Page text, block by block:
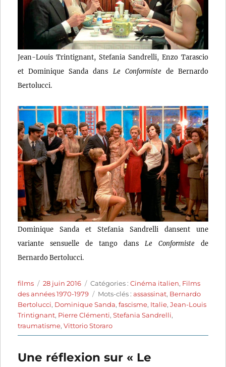
Jean-Louis Trintignant, Stefania Sandrelli, Enzo Tarascio
et Dominique Sanda dans Le Conformistede Bernardo
Bertolucci.
Dominique Sanda et Stefania Sandrelli dansent une
variante sensuelle de tango dans Le Conformistede
Bernardo Bertolucci.
Auteur
films
Publié
le
28 juin 2016 Catégories
Catégories :Cinéma italien, Films
des années 1970-1979
Étiquettes
Mots-clés :assassinat, Bernardo
Bertolucci, Dominique Sanda,fascisme, Italie,Jean-Louis
Trintignant, Pierre Clémenti,Stefania Sandrelli,
traumatisme,Vittorio Storaro
Une réflexion sur « Le